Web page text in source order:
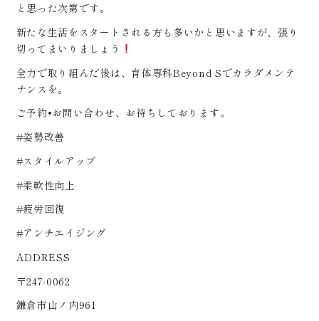
と思った次第です。
新たな生活をスタートされる方も多いかと思いますが、張り
切ってまいりましょう
全力で取り組んだ後は、育体専科Beyond Sでカラダメンテ
ナンスを。
ご予約•お問い合わせ、お待ちしております。
#姿勢改善
#スタイルアップ
#柔軟性向上
#疲労回復
#アンチエイジング
ADDRESS
〒247-0062
鎌倉市山ノ内961